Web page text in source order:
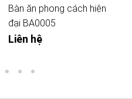
Bàn ăn phong cách hiện
đại BA0005
Liên hệ